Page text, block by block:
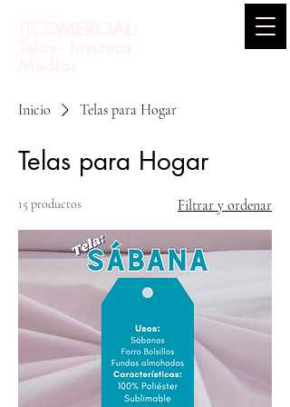
Inicio Telas para Hogar
Telas para Hogar
15 productos Filtrar y ordenar